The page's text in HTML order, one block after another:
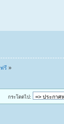
รี»
กระโดดไป: